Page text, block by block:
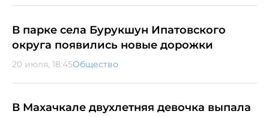
В парке села Бурукшун Ипатовского
округа появились новые дорожки
20 июля, 18:45Общество
В Махачкале двухлетняя девочка выпала